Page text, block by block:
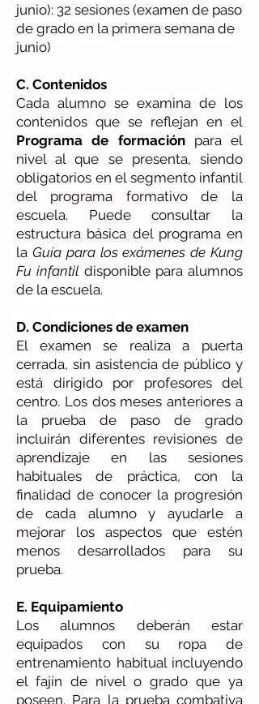
junio): 32 sesiones (examen de paso
de grado en la primera semana de
junio)
C. Contenidos
Cada alumno se examina de los
contenidos que se reflejan en el
Programa de formaciónpara el
nivel al que se presenta, siendo
obligatorios en el segmento infantil
del programa formativo de la
escuela. Puede consultar la
estructura básica del programa en
la Guía para los exámenes de Kung
Fu infantil disponible para alumnos
de la escuela.
D. Condiciones de examen
El examen se realiza a puerta
cerrada, sin asistencia de público y
está dirigido por profesores del
centro. Los dos meses anteriores a
la prueba de paso de grado
incluirán diferentes revisiones de
aprendizaje en las sesiones
habituales de práctica, con la
finalidad de conocer la progresión
de cada alumno y ayudarle a
mejorar los aspectos que estén
menos desarrollados para su
prueba.
E. Equipamiento
Los alumnos deberán estar
equipados con su ropa de
entrenamiento habitual incluyendo
el fajín de nivel o grado que ya
poseen. Para la prueba combativa